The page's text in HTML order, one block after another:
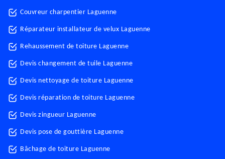
Couvreur charpentier Laguenne
Réparateur installateur de velux Laguenne
Rehaussement de toiture Laguenne
Devis changement de tuile Laguenne
Devis nettoyage de toiture Laguenne
Devis réparation de toiture Laguenne
Devis zingueur Laguenne
Devis pose de gouttière Laguenne
Bâchage de toiture Laguenne